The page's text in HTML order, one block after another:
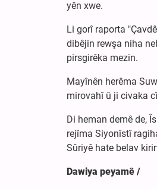
yên xwe.
Li gorî raporta
dibêjin rewşa niha
pirsgirêka mezin.
Mayînên herêma
mirovahî û ji civaka
Di heman demê de,
rejîma Siyonîstî
Sûriyê hate belav
Dawiya peyamê /